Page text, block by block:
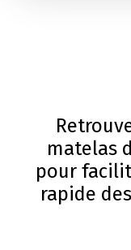
matelas
pour
rapide